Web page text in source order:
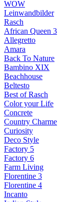
WOW
Leinwandbilder
Rasch
African Queen 3
Allegretto
Amara
Back To Nature
Bambino XIX
Beachhouse
Beltesto
Best of Rasch
Color your Life
Concrete
Country Charme
Curiosity
Deco Style
Factory 5
Factory 6
Farm Living
Florentine 3
Florentine 4
Incanto